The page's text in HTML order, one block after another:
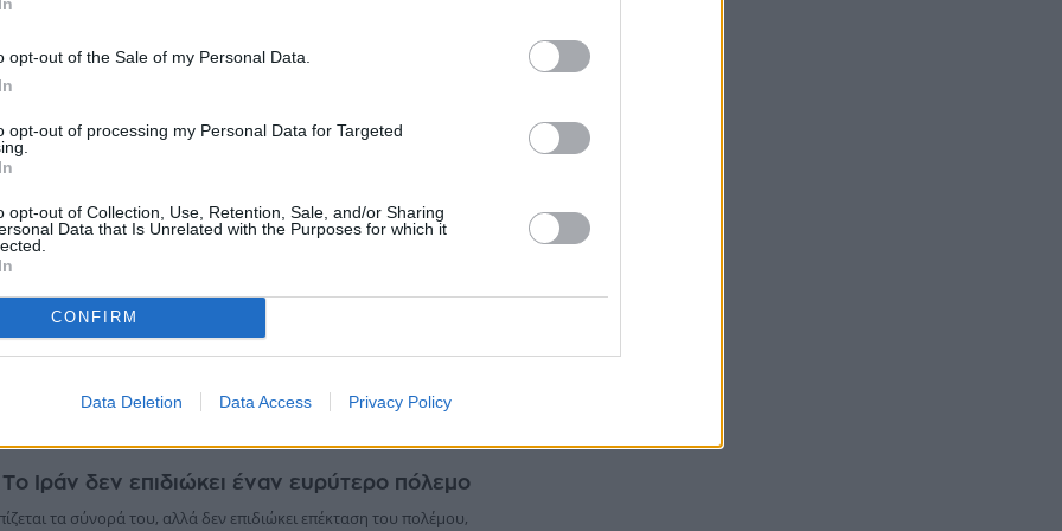
opt-out of the Sale of my Personal Data.
opt-out of processing my Personal Data for Targeted
opt-out of Collection, Use, Retention, Sale, and/or Sharing
Data that Is Unrelated with the Purposes for which it
CONFIRM
Data Deletion Data Access Privacy Policy
Χαμάς, κατηγόρησε το Ισραήλ ότι καθυστερεί την εφαρμογή του
2026
Ισραήλ πραγματοποιούν έβδομο γύρο
στη Ρώμη
σήμερα νέο γύρο συνομιλιών με το Ισραήλ στη Ρώμη, δηλώνοντας ότι
2026
Το Ιράν δεν επιδιώκει έναν ευρύτερο πόλεμο
τα σύνορά του, αλλά δεν επιδιώκει επέκταση του πολέμου,